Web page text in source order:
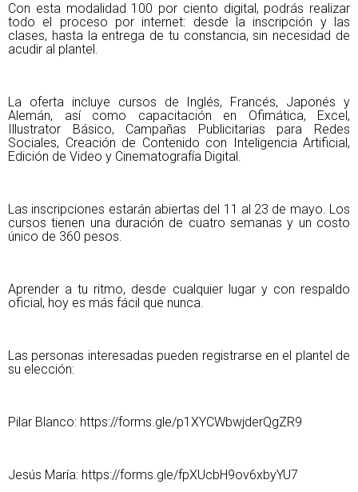
Con esta modalidad 100 por ciento digital, podrás realizar
todo el proceso por internet: desde la inscripción y las
clases, hasta la entrega de tu constancia, sin necesidad de
acudir al plantel.
La oferta incluye cursos de Inglés, Francés, Japonés y
Alemán, así como capacitación en Ofimática, Excel,
Illustrator Básico, Campañas Publicitarias para Redes
Sociales, Creación de Contenido con Inteligencia Artificial,
Edición de Video y Cinematografía Digital.
Las inscripciones estarán abiertas del 11 al 23 de mayo. Los
cursos tienen una duración de cuatro semanas y un costo
único de 360 pesos.
Aprender a tu ritmo, desde cualquier lugar y con respaldo
oficial, hoy es más fácil que nunca.
Las personas interesadas pueden registrarse en el plantel de
su elección:
Pilar Blanco: https://forms.gle/p1XYCWbwjderQgZR9
Jesús María: https://forms.gle/fpXUcbH9ov6xbyYU7